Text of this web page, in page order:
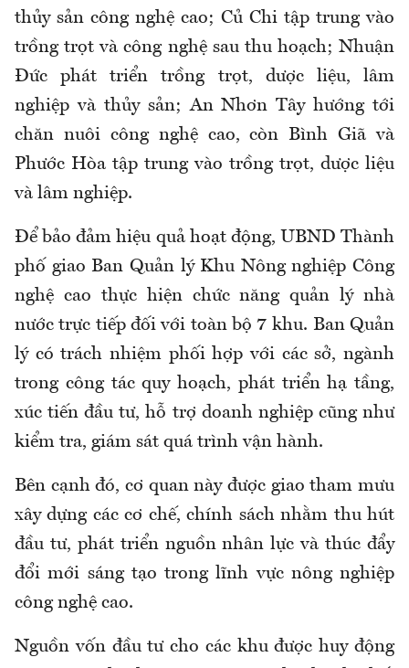
thủy sản công nghệ cao; Củ Chi tập trung vào
trồng trọt và công nghệ sau thu hoạch; Nhuận
Đức phát triển trồng trọt, dược liệu, lâm
nghiệp và thủy sản; An Nhơn Tây hướng tới
chăn nuôi công nghệ cao, còn Bình Giã và
Phước Hòa tập trung vào trồng trọt, dược liệu
và lâm nghiệp.
Để bảo đảm hiệu quả hoạt động, UBND Thành
phố giao Ban Quản lý Khu Nông nghiệp Công
nghệ cao thực hiện chức năng quản lý nhà
nước trực tiếp đối với toàn bộ 7 khu. Ban Quản
lý có trách nhiệm phối hợp với các sở, ngành
trong công tác quy hoạch, phát triển hạ tầng,
xúc tiến đầu tư, hỗ trợ doanh nghiệp cũng như
kiểm tra, giám sát quá trình vận hành.
Bên cạnh đó, cơ quan này được giao tham mưu
xây dựng các cơ chế, chính sách nhằm thu hút
đầu tư, phát triển nguồn nhân lực và thúc đẩy
đổi mới sáng tạo trong lĩnh vực nông nghiệp
công nghệ cao.
Nguồn vốn đầu tư cho các khu được huy động